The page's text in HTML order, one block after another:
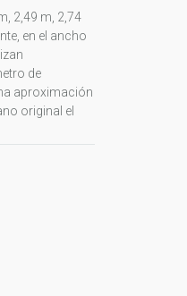
2,49 m, 2,74
en el ancho
de
aproximación
original el